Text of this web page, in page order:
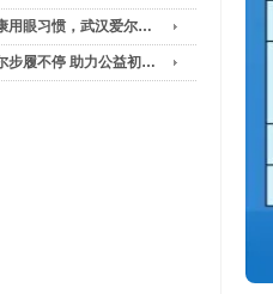
用眼习惯，武汉爱尔…
步履不停 助力公益初…